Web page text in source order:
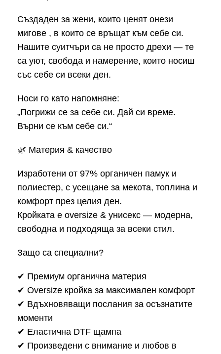
Създаден за жени, които ценят онези
мигове , в които се връщат към себе си.
Нашите суитчъри са не просто дрехи — те
са уют, свобода и намерение, които носиш
със себе си всеки ден.
Носи го като напомняне:
„Погрижи се за себе си. Дай си време.
Върни се към себе си.“
🌿 Материя & качество
Изработени от 97% органичен памук и
полиестер, с усещане за мекота, топлина и
комфорт през целия ден.
Кройката е oversize & унисекс — модерна,
свободна и подходяща за всеки стил.
Защо са специални?
✔ Премиум органична материя
✔ Oversize кройка за максимален комфорт
✔ Вдъхновяващи послания за осъзнатите
моменти
✔ Еластична DTF щампа
✔ Произведени с внимание и любов в